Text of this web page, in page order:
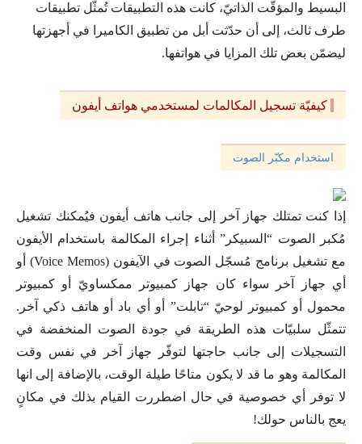
البسيط والمؤقّت الذاتيّ، كانت هذه التطبيقات تُمثّل تطبيقات
طرف ثالث، إلى أن حدّثت أبل من تطبيق الكاميرا في أجهزتها
ليضمّن بعض تلك المزايا في هواتفها.
كيفيّة تسجيل المكالمات لمستخدمي هواتف أيفون
استخدام مكبّر الصوت
إذا كنت تمتلك جهاز آخر إلى جانب هاتف أيفون فيُمكنك تشغيل
مُكبر الصوت “السبيكر” أثناء إجراء المكالمة باستخدام الأيفون
مع تشغيل برنامج مُسجّل الصوت في الآيفون (Voice Memos) أو
أي جهاز آخر سواء كان جهاز كمبيوتر ممكساويّ أو كمبيوتر
محمول أو كمبيوتر لوحيّ “تابلت” أو أي باد أو هاتف ذكي آخر.
تتمثّل سلبيّات هذه الطريقة في جودة الصوت المنخفضة في
التسجيلات إلى جانب حاجتها لتوفّر جهاز آخر في نفس وقت
المكالمة وهو ما قد لا يكون متاحًا طيلة الوقت، بالإضافة إلى انها
لا توفر أي خصوصية في حال اضطررت القيام بذلك في مكانٍ
يعج بالناس حولك!